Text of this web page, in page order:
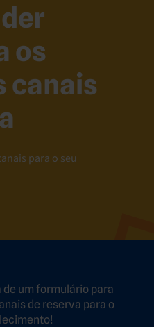
os
canais
para o seu
de um formulário para
de reserva para o